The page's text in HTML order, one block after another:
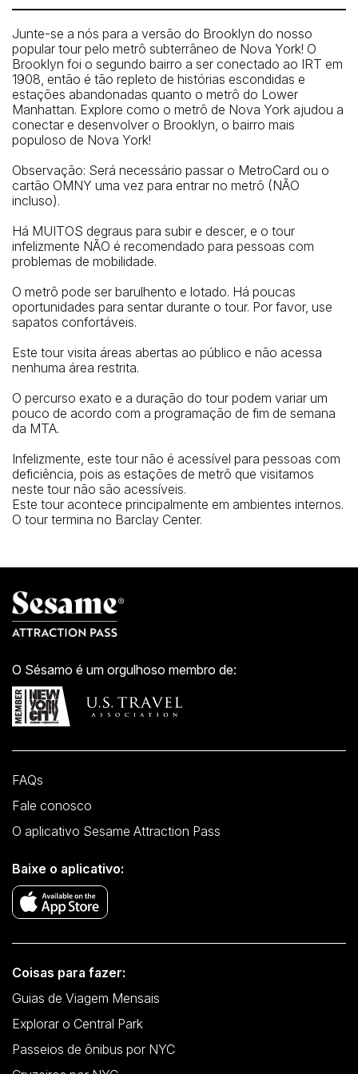
New York” sign.
How To Get There: By subway: 2.3.4.R to Brooklyn
Borough Hall or A, C, F to Jay Street
Junte-se a nós para a versão do Brooklyn do nosso
popular tour pelo metrô subterrâneo de Nova York! O
Brooklyn foi o segundo bairro a ser conectado ao IRT em
1908, então é tão repleto de histórias escondidas e
estações abandonadas quanto o metrô do Lower
Manhattan. Explore como o metrô de Nova York ajudou a
conectar e desenvolver o Brooklyn, o bairro mais
populoso de Nova York!
Observação: Será necessário passar o MetroCard ou o
cartão OMNY uma vez para entrar no metrô (NÃO
incluso).
Há MUITOS degraus para subir e descer, e o tour
infelizmente NÃO é recomendado para pessoas com
problemas de mobilidade.
O metrô pode ser barulhento e lotado. Há poucas
oportunidades para sentar durante o tour. Por favor, use
sapatos confortáveis.
Este tour visita áreas abertas ao público e não acessa
nenhuma área restrita.
O percurso exato e a duração do tour podem variar um
pouco de acordo com a programação de fim de semana
da MTA.
Infelizmente, este tour não é acessível para pessoas com
deficiência, pois as estações de metrô que visitamos
neste tour não são acessíveis.
Este tour acontece principalmente em ambientes internos.
O tour termina no Barclay Center.
O Sésamo é um orgulhoso membro de:
FAQs
Fale conosco
O aplicativo Sesame Attraction Pass
Baixe o aplicativo:
Coisas para fazer:
Guias de Viagem Mensais
Explorar o Central Park
Passeios de ônibus por NYC